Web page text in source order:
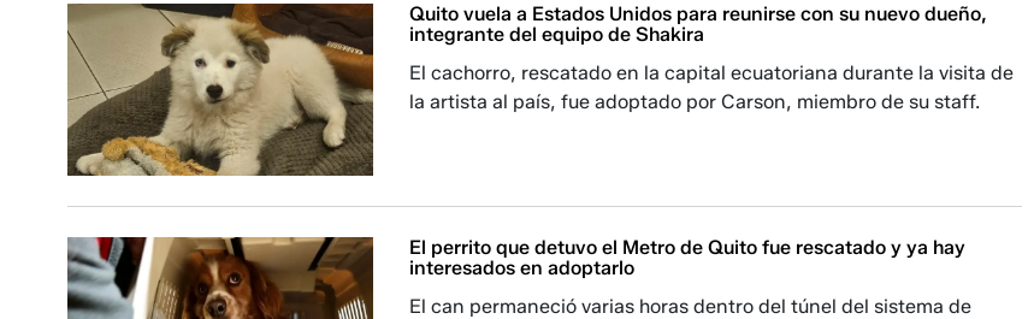
Quito vuela a Estados Unidos para reunirse con su nuevo dueño,
integrante del equipo de Shakira
El cachorro, rescatado en la capital ecuatoriana durante la visita de
la artista al país, fue adoptado por Carson, miembro de su staff.
El perrito que detuvo el Metro de Quito fue rescatado y ya hay
interesados en adoptarlo
El can permaneció varias horas dentro del túnel del sistema de